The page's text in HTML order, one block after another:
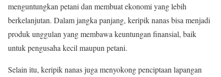
menguntungkan petani dan membuat ekonomi yang lebih
berkelanjutan. Dalam jangka panjang, keripik nanas bisa menjadi
produk unggulan yang membawa keuntungan finansial, baik
untuk pengusaha kecil maupun petani.
Selain itu, keripik nanas juga menyokong penciptaan lapangan